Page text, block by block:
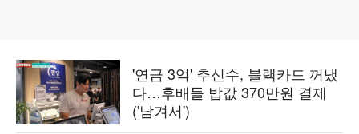
'연금 3억' 추신수, 블랙카드 꺼냈
다…후배들 밥값 370만원 결제
('남겨서')